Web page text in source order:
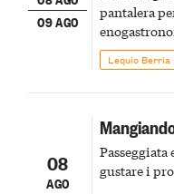
09 AGO
pantalera
pirotecnico
Lequio Berria
08
AGO
gustare i